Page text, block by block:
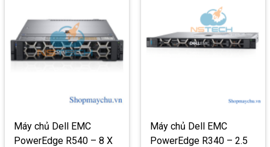
Máy chủ Dell EMC
PowerEdge R540 – 8 X
Máy chủ Dell EMC
PowerEdge R340 – 2.5